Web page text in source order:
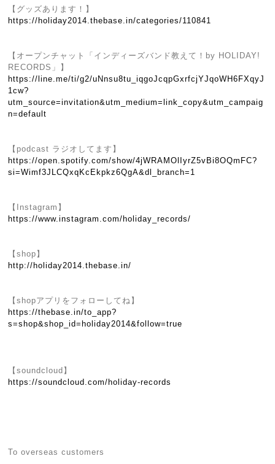
【グッズあります！】
https://holiday2014.thebase.in/categories/110841
【オープンチャット「インディーズバンド教えて！by HOLIDAY!
RECORDS」】
https://line.me/ti/g2/uNnsu8tu_iqgoJcqpGxrfcjYJqoWH6FXqyJ
1cw?
utm_source=invitation&utm_medium=link_copy&utm_campaig
n=default
【podcast ラジオしてます】
https://open.spotify.com/show/4jWRAMOlIyrZ5vBi8OQmFC?
si=Wimf3JLCQxqKcEkpkz6QgA&dl_branch=1
【Instagram】
https://www.instagram.com/holiday_records/
【shop】
http://holiday2014.thebase.in/
【shopアプリをフォローしてね】
https://thebase.in/to_app?
s=shop&shop_id=holiday2014&follow=true
【soundcloud】
https://soundcloud.com/holiday-records
To overseas customers